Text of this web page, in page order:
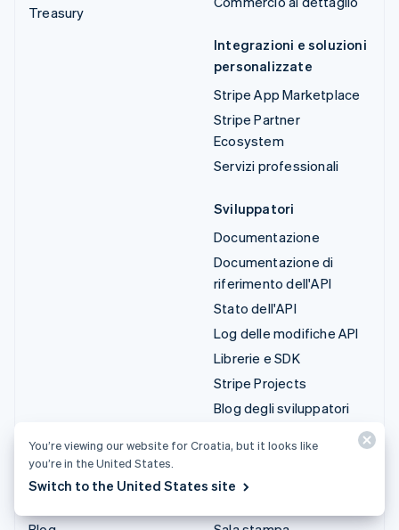
Treasury
Integrazioni e soluzioni
personalizzate
Stripe App Marketplace
Stripe Partner
Ecosystem
Servizi professionali
Sviluppatori
Documentazione
Documentazione di
riferimento dell'API
Stato dell'API
Log delle modifiche API
Librerie e SDK
Stripe Projects
Blog degli sviluppatori
Risorse
Guide
Azienda
Roadmap del prodotto
You’re viewing our website for Croatia, but it looks like
you’re in the United States.
Switch to the United States site